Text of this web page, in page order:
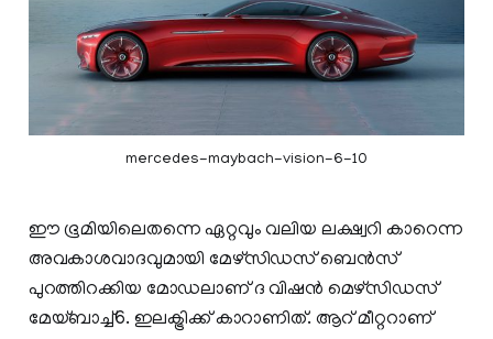
mercedes-maybach-vision-6-10
ഈ ഭൂമിയിലെതന്നെ ഏറ്റവും വലിയ ലക്ഷ്വറി കാറെന്ന
അവകാശവാദവുമായി മേഴ്സിഡസ് ബെന്‍സ്
പുറത്തിറക്കിയ മോഡലാണ് ദ വിഷന്‍ മെഴ്സിഡസ്
മേയ്ബാച്ച്6. ഇലക്ട്രിക്ക് കാറാണിത്. ആറ് മീറ്ററാണ്